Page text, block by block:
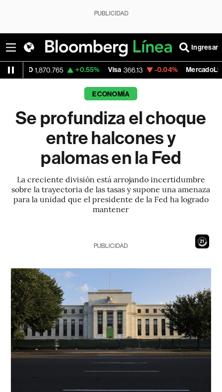
PUBLICIDAD
Ingresar
+0.55% Visa 366.13 -0.04% MercadoLibre 1,879.59
ECONOMÍA
Se profundiza el choque
entre halcones y
palomas en la Fed
La creciente división está arrojando incertidumbre
sobre la trayectoria de las tasas y supone una amenaza
para la unidad que el presidente de la Fed ha logrado
mantener
19
PUBLICIDAD